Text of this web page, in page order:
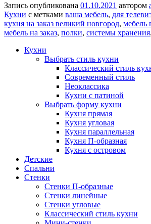
Запись опубликована 01.10.2021 автором
Кухни с метками ваша мебель, для
кухня на заказ великий новгород, мебель
мебель на заказ, полки, системы хранения,
Кухни
Выбрать стиль кухни
Классический стиль
Современный стиль
Неоклассика
Кухни с патиной
Выбрать форму кухни
Кухня прямая
Кухня угловая
Кухня параллельная
Кухня П-образная
Кухня с островом
Детские
Спальни
Стенки
Стенки П-образные
Стенки линейные
Стенки угловые
Классический стиль кухни